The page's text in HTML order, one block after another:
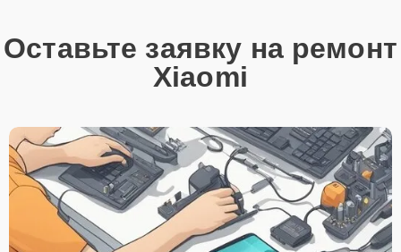
Оставьте заявку на ремонт
Xiaomi